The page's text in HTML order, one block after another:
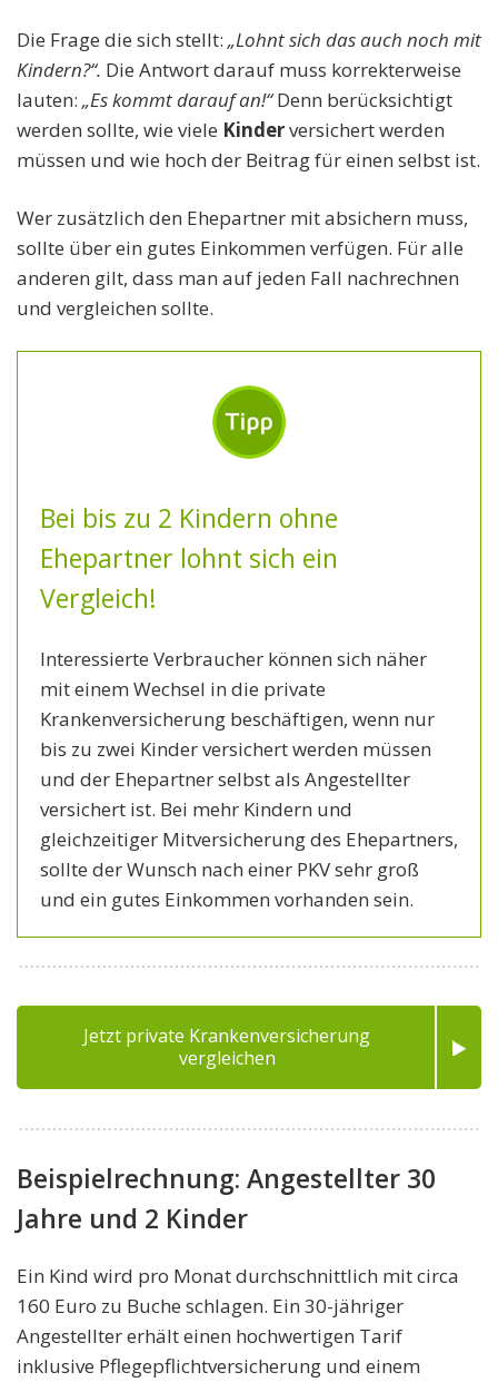
Die Frage die sich stellt: „Lohnt sich das auch noch mit
Kindern?“. Die Antwort darauf muss korrekterweise
lauten: „Es kommt darauf an!“Denn berücksichtigt
werden sollte, wie viele Kinderversichert werden
müssen und wie hoch der Beitrag für einen selbst ist.
Wer zusätzlich den Ehepartner mit absichern muss,
sollte über ein gutes Einkommen verfügen. Für alle
anderen gilt, dass man auf jeden Fall nachrechnen
und vergleichen sollte.
Bei bis zu 2 Kindern ohne
Ehepartner lohnt sich ein
Vergleich!
Interessierte Verbraucher können sich näher
mit einem Wechsel in die private
Krankenversicherung beschäftigen, wenn nur
bis zu zwei Kinder versichert werden müssen
und der Ehepartner selbst als Angestellter
versichert ist. Bei mehr Kindern und
gleichzeitiger Mitversicherung des Ehepartners,
sollte der Wunsch nach einer PKV sehr groß
und ein gutes Einkommen vorhanden sein.
Jetzt private Krankenversicherung
vergleichen
Beispielrechnung: Angestellter 30
Jahre und 2 Kinder
Ein Kind wird pro Monat durchschnittlich mit circa
160 Euro zu Buche schlagen. Ein 30-jähriger
Angestellter erhält einen hochwertigen Tarif
inklusive Pflegepflichtversicherung und einem